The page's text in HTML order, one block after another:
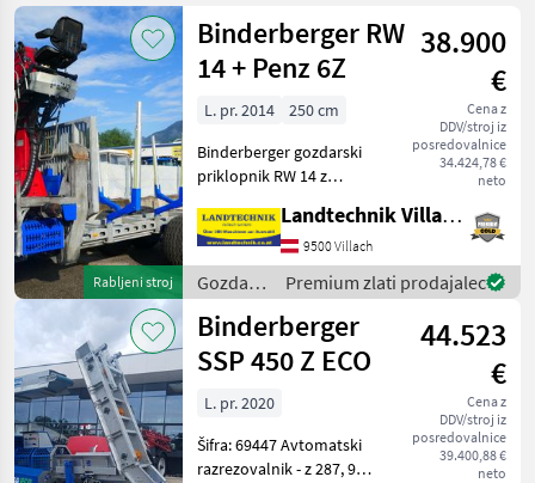
Lancman
Prikaži
vse
(39)
MARKETPLACE
Marketplace
Ponudbe
trgovcev
Mali
oglasi
Rabljeni stroj
Binderberger RW
14 + Penz 6Z
38.900
€
Cena z
DDV/stroj iz
posredovalnice
34.424,78 €
neto
L. pr. 2014
250 cm
Binderberger gozdarski
priklopnik RW 14 z
originalnim lovskim
stolom, z joystickom in
nožnim upravljanjem,
hidravlično samostojno
napajanje z dvo
Landtechnik Villach GmbH
9500 Villach
Gozdarska
in
lesarska
mehanizacija
/
Binderberger
Premium zlati prodajalec
Binderberger
SSP 450 Z ECO
44.523
€
Cena z
DDV/stroj iz
posredovalnice
39.400,88 €
neto
L. pr. 2020
Šifra: 69447 Avtomatski
razrezovalnik - z 287, 9